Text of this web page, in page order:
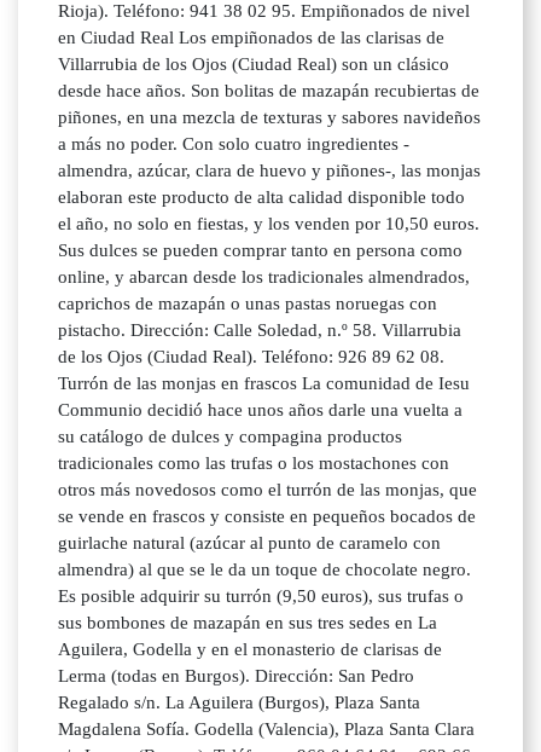
Rioja). Teléfono: 941 38 02 95. Empiñonados de nivel
en Ciudad Real Los empiñonados de las clarisas de
Villarrubia de los Ojos (Ciudad Real) son un clásico
desde hace años. Son bolitas de mazapán recubiertas de
piñones, en una mezcla de texturas y sabores navideños
a más no poder. Con solo cuatro ingredientes -
almendra, azúcar, clara de huevo y piñones-, las monjas
elaboran este producto de alta calidad disponible todo
el año, no solo en fiestas, y los venden por 10,50 euros.
Sus dulces se pueden comprar tanto en persona como
online, y abarcan desde los tradicionales almendrados,
caprichos de mazapán o unas pastas noruegas con
pistacho. Dirección: Calle Soledad, n.º 58. Villarrubia
de los Ojos (Ciudad Real). Teléfono: 926 89 62 08.
Turrón de las monjas en frascos La comunidad de Iesu
Communio decidió hace unos años darle una vuelta a
su catálogo de dulces y compagina productos
tradicionales como las trufas o los mostachones con
otros más novedosos como el turrón de las monjas, que
se vende en frascos y consiste en pequeños bocados de
guirlache natural (azúcar al punto de caramelo con
almendra) al que se le da un toque de chocolate negro.
Es posible adquirir su turrón (9,50 euros), sus trufas o
sus bombones de mazapán en sus tres sedes en La
Aguilera, Godella y en el monasterio de clarisas de
Lerma (todas en Burgos). Dirección: San Pedro
Regalado s/n. La Aguilera (Burgos), Plaza Santa
Magdalena Sofía. Godella (Valencia), Plaza Santa Clara